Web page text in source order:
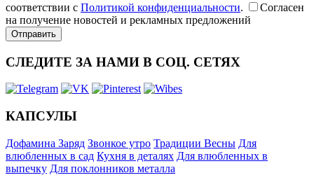
соответствии с Политикой конфиденциальности.
Согласен
на получение новостей и рекламных предложений
СЛЕДИТЕ ЗА НАМИ В СОЦ. СЕТЯХ
КАПСУЛЫ
Дофамина Заряд Звонкое утро Традиции Весны Для
влюбленных в сад Кухня в деталях Для влюбленных в
выпечку Для поклонников металла